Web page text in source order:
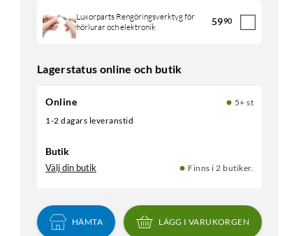
Luxorparts Rengöringsverktyg för
hörlurar och elektronik
5990
Lagerstatus online och butik
Online
5+ st
1-2 dagars leveranstid
Butik
Välj din butik Finns i 2 butiker.
HÄMTA LÄGG I VARUKORGEN